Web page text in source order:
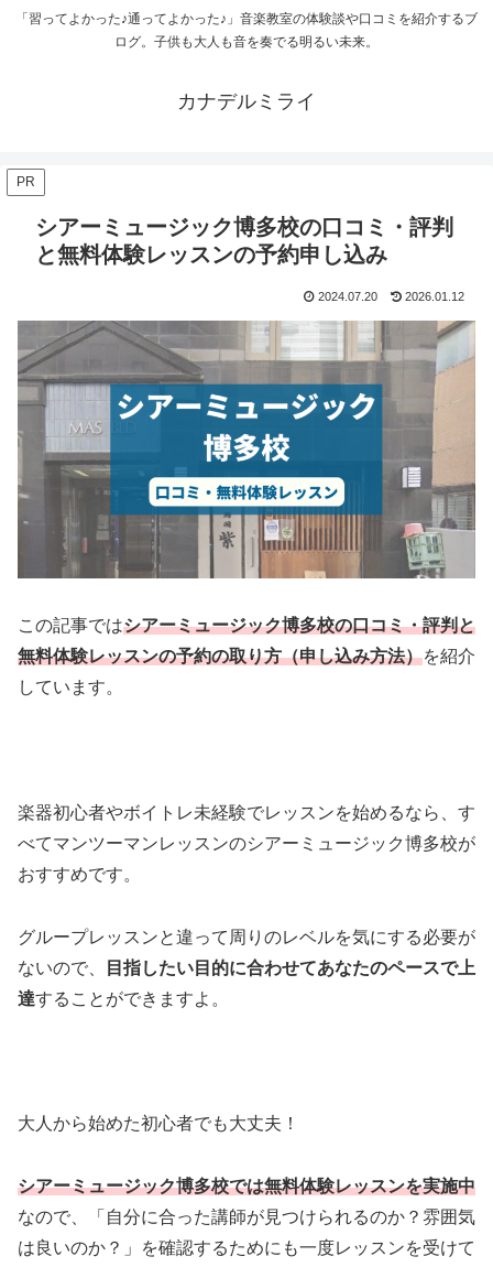
「習ってよかった♪通ってよかった♪」音楽教室の体験談や口コミを紹介するブ
ログ。子供も大人も音を奏でる明るい未来。
カナデルミライ
PR
シアーミュージック博多校の口コミ・評判
と無料体験レッスンの予約申し込み
2024.07.20 2026.01.12
この記事ではシアーミュージック博多校の口コミ・評判と
無料体験レッスンの予約の取り方（申し込み方法）を紹介
しています。
楽器初心者やボイトレ未経験でレッスンを始めるなら、す
べてマンツーマンレッスンのシアーミュージック博多校が
おすすめです。
グループレッスンと違って周りのレベルを気にする必要が
ないので、
目指したい目的に合わせてあなたのペースで上
達することができますよ。
大人から始めた初心者でも大丈夫！
シアーミュージック博多校では無料体験レッスンを実施中
なので、「自分に合った講師が見つけられるのか？雰囲気
は良いのか？」を確認するためにも一度レッスンを受けて